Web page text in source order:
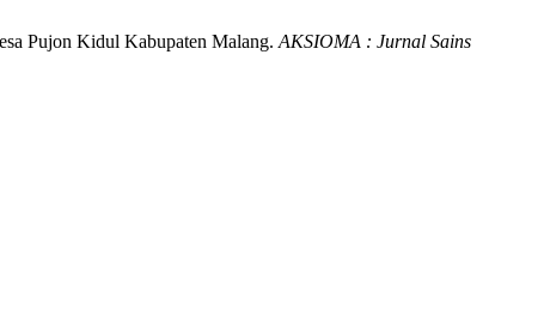
Pujon Kidul Kabupaten Malang. AKSIOMA : Jurnal Sains